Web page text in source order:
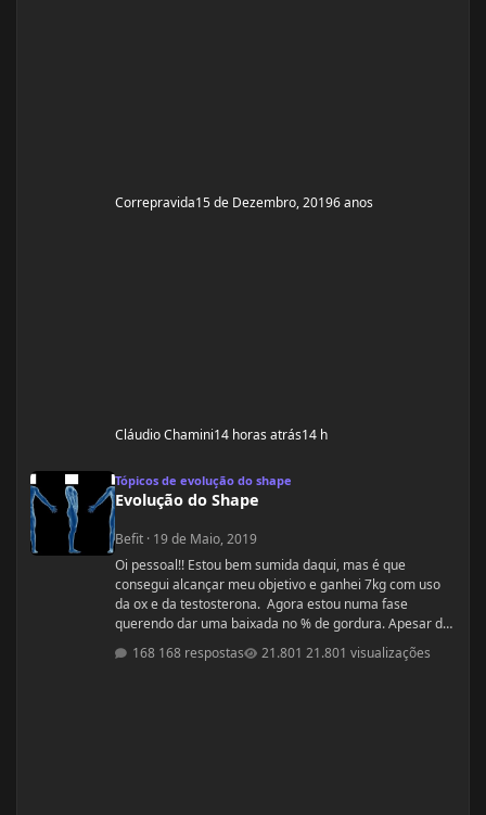
Correpravida15 de Dezembro, 20196 anos
Cláudio Chamini14 horas atrás14 h
Tópicos de evolução do shape
Evolução do Shape
Befit · 19 de Maio, 2019
Oi pessoal!! Estou bem sumida daqui, mas é que
consegui alcançar meu objetivo e ganhei 7kg com uso
da ox e da testosterona. Agora estou numa fase
querendo dar uma baixada no % de gordura. Apesar de
estudar nutrição e saber exatamente o que devo fazer,
gostaria de compartilhamento de treinos e talvez
168 respostas 21.801 visualizações